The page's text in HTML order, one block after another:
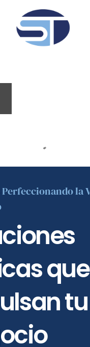
Perfeccionando la
que
tu